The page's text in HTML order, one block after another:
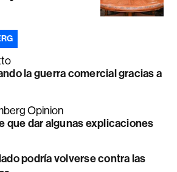
la guerra comercial gracias a
Opinion
que dar algunas explicaciones
podría volverse contra las